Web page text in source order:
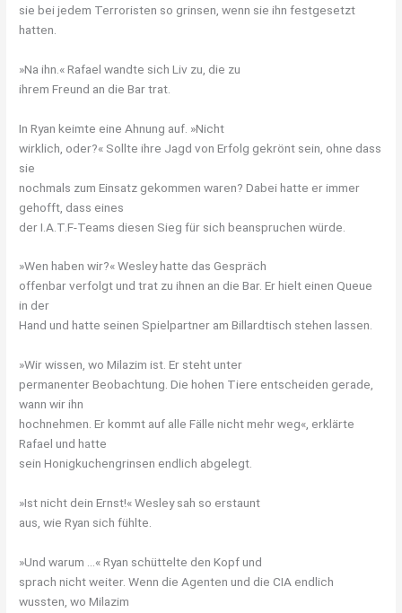
sie bei jedem Terroristen so grinsen, wenn sie ihn festgesetzt
hatten.
»Na ihn.« Rafael wandte sich Liv zu, die zu
ihrem Freund an die Bar trat.
In Ryan keimte eine Ahnung auf. »Nicht
wirklich, oder?« Sollte ihre Jagd von Erfolg gekrönt sein, ohne dass
sie
nochmals zum Einsatz gekommen waren? Dabei hatte er immer
gehofft, dass eines
der I.A.T.F-Teams diesen Sieg für sich beanspruchen würde.
»Wen haben wir?« Wesley hatte das Gespräch
offenbar verfolgt und trat zu ihnen an die Bar. Er hielt einen Queue
in der
Hand und hatte seinen Spielpartner am Billardtisch stehen lassen.
»Wir wissen, wo Milazim ist. Er steht unter
permanenter Beobachtung. Die hohen Tiere entscheiden gerade,
wann wir ihn
hochnehmen. Er kommt auf alle Fälle nicht mehr weg«, erklärte
Rafael und hatte
sein Honigkuchengrinsen endlich abgelegt.
»Ist nicht dein Ernst!« Wesley sah so erstaunt
aus, wie Ryan sich fühlte.
»Und warum …« Ryan schüttelte den Kopf und
sprach nicht weiter. Wenn die Agenten und die CIA endlich
wussten, wo Milazim